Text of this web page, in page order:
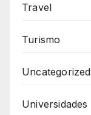
Travel
Turismo
Uncategorized
Universidades